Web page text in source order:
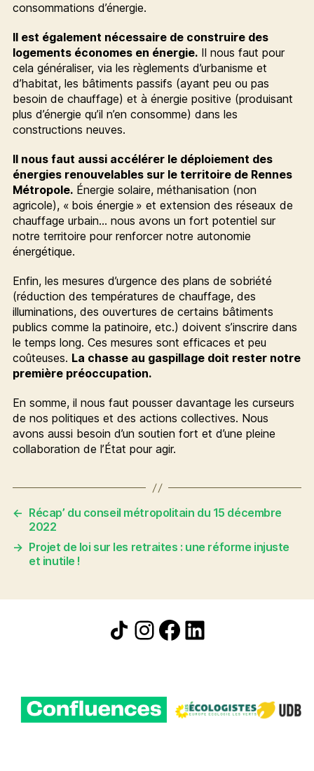
consommations d’énergie.
Il est également nécessaire de construire des
logements économes en énergie.Il nous faut pour
cela généraliser, via les règlements d’urbanisme et
d’habitat, les bâtiments passifs (ayant peu ou pas
besoin de chauffage) et à énergie positive (produisant
plus d’énergie qu’il n’en consomme) dans les
constructions neuves.
Il nous faut aussi accélérer le déploiement des
énergies renouvelables sur le territoire de Rennes
Métropole.Énergie solaire, méthanisation (non
agricole), « bois énergie » et extension des réseaux de
chauffage urbain… nous avons un fort potentiel sur
notre territoire pour renforcer notre autonomie
énergétique.
Enfin, les mesures d’urgence des plans de sobriété
(réduction des températures de chauffage, des
illuminations, des ouvertures de certains bâtiments
publics comme la patinoire, etc.) doivent s’inscrire dans
le temps long. Ces mesures sont efficaces et peu
coûteuses. La chasse au gaspillage doit rester notre
première préoccupation.
En somme, il nous faut pousser davantage les curseurs
de nos politiques et des actions collectives. Nous
avons aussi besoin d’un soutien fort et d’une pleine
collaboration de l’État pour agir.
← Récap’ du conseil métropolitain du 15 décembre
2022
→ Projet de loi sur les retraites : une réforme injuste
et inutile !
Icône de partage
Instagram
Facebook
LinkedIn